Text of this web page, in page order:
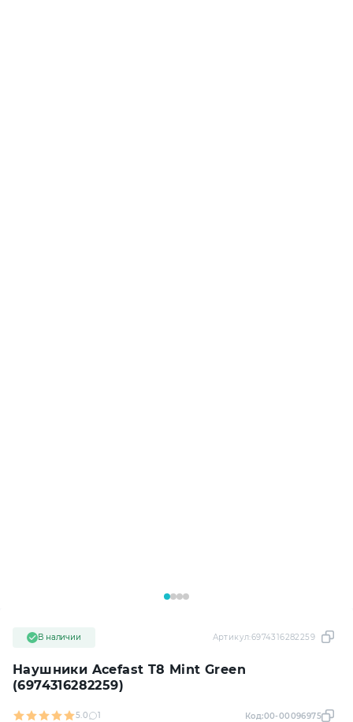
Наушники Acefast T8 Mint Green
(6974316282259)
В наличии Артикул:6974316282259
5.0 1 Код:00-00096975